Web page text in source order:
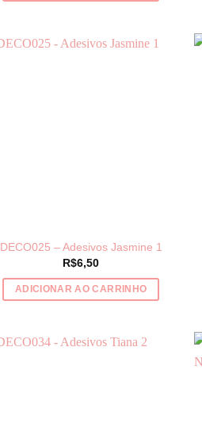
DECO025 – Adesivos Jasmine 1
R$6,50
ADICIONAR AO CARRINHO